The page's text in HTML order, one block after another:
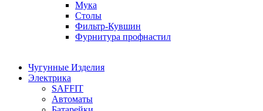
Мука
Столы
Фильтр-Кувшин
Фурнитура профнастил
Чугунные Изделия
Электрика
SAFFIT
Автоматы